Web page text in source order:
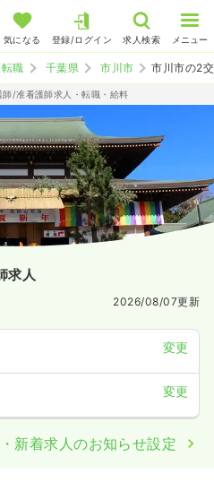
気になる 登録/ログイン 求人検索 メニュー
職 千葉県 市川市 市川市の2
/准看護師求人・転職・給料
求人
2026/08/07更新
変更
変更
新着求人のお知らせ設定